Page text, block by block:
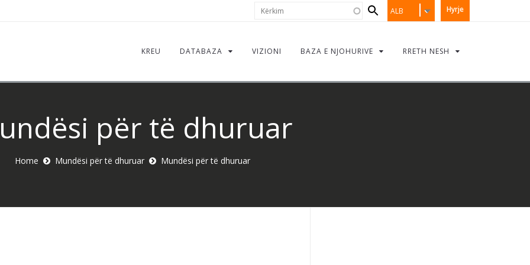
Hyrje
ALB
Search
form
KREU DATABAZA VIZIONI BAZA E NJOHURIVE RRETH NESH
për të dhuruar
Home Mundësi për të dhuruar Mundësi për të dhuruar